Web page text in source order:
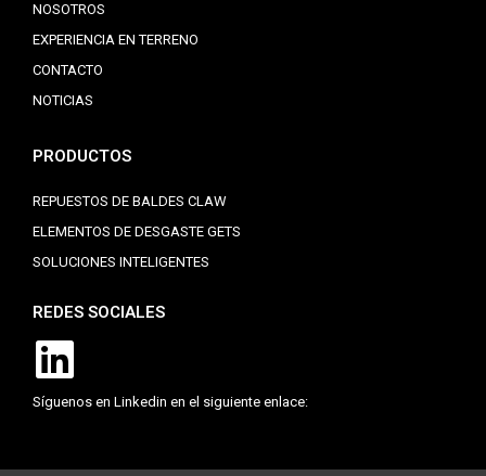
NOSOTROS
EXPERIENCIA EN TERRENO
CONTACTO
NOTICIAS
PRODUCTOS
REPUESTOS DE BALDES CLAW
ELEMENTOS DE DESGASTE GETS
SOLUCIONES INTELIGENTES
REDES SOCIALES
Síguenos en Linkedin en el siguiente enlace: